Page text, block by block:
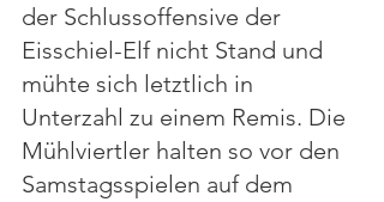
der Schlussoffensive der
Eisschiel-Elf nicht Stand und
mühte sich letztlich in
Unterzahl zu einem Remis. Die
Mühlviertler halten so vor den
Samstagsspielen auf dem